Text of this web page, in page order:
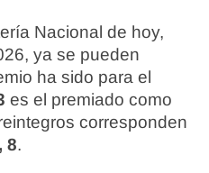
Nacional de hoy,
ya se pueden
ha sido para el
es el premiado como
corresponden
8.